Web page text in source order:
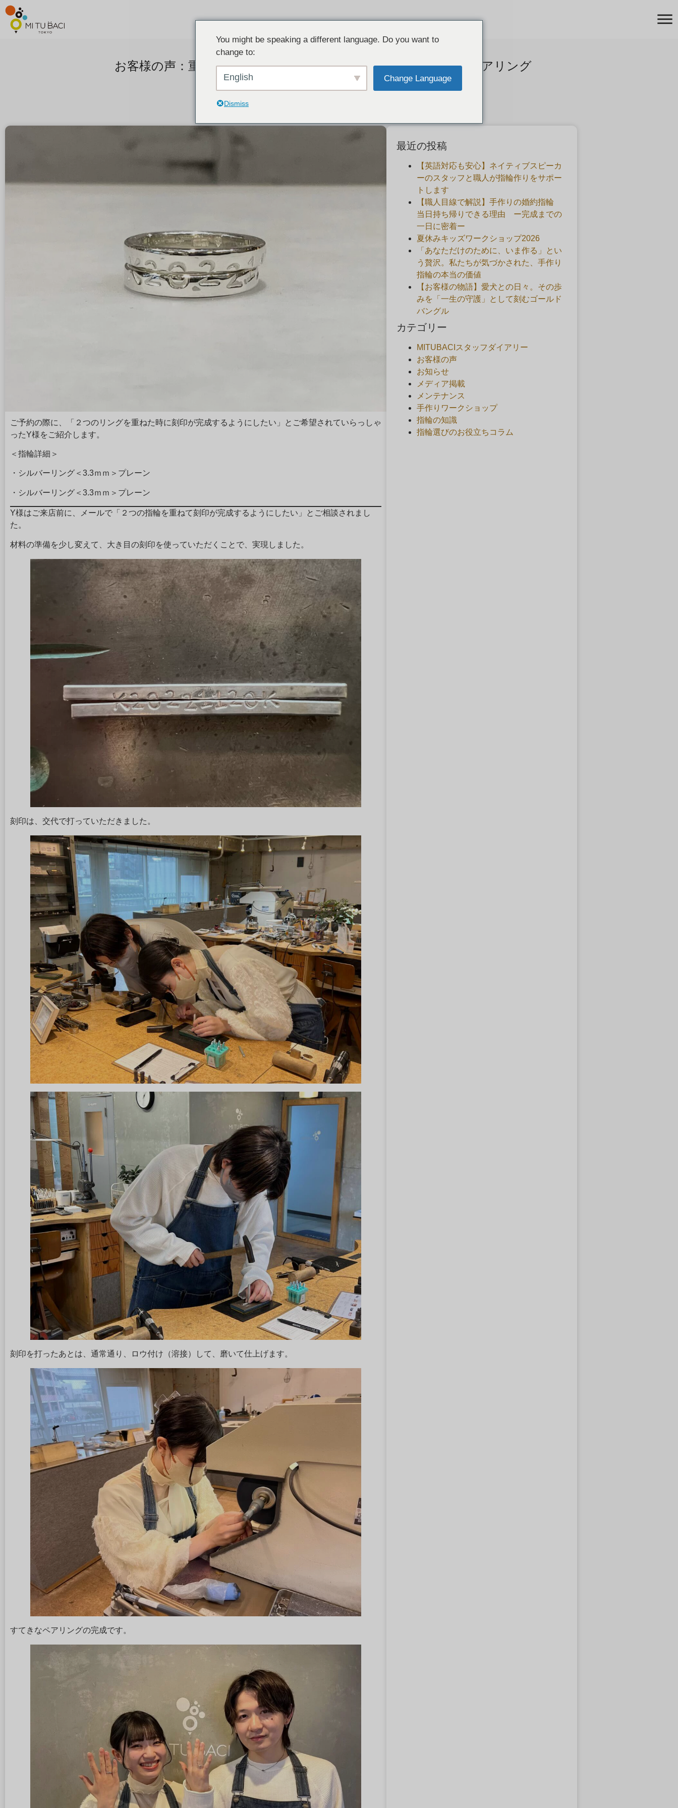
お客様の声：重ねる刻印。2本合わせると１つのデザインになるペアリング
ご予約の際に、「２つのリングを重ねた時に刻印が完成するようにしたい」とご希望されていらっしゃ
ったY様をご紹介します。
＜指輪詳細＞
・シルバーリング＜3.3ｍｍ＞プレーン
・シルバーリング＜3.3ｍｍ＞プレーン
Y様はご来店前に、メールで「２つの指輪を重ねて刻印が完成するようにしたい」とご相談されまし
た。
材料の準備を少し変えて、大き目の刻印を使っていただくことで、実現しました。
刻印は、交代で打っていただきました。
刻印を打ったあとは、通常通り、ロウ付け（溶接）して、磨いて仕上げます。
すてきなペアリングの完成です。
最近の投稿
【英語対応も安心】ネイティブスピーカ
ーのスタッフと職人が指輪作りをサポー
トします
【職人目線で解説】手作りの婚約指輪
当日持ち帰りできる理由 ー完成までの
一日に密着ー
夏休みキッズワークショップ2026
「あなただけのために、いま作る」とい
う贅沢。私たちが気づかされた、手作り
指輪の本当の価値
【お客様の物語】愛犬との日々。その歩
みを「一生の守護」として刻むゴールド
バングル
カテゴリー
MITUBACIスタッフダイアリー
お客様の声
お知らせ
メディア掲載
メンテナンス
手作りワークショップ
指輪の知識
指輪選びのお役立ちコラム
You might be speaking a different language. Do you want to
change to:
English Change Language
Dismiss